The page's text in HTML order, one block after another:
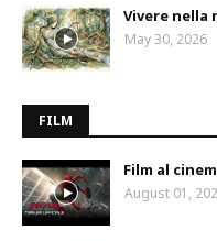
Vivere nella
May 30, 2026
FILM
Film al
August 01,